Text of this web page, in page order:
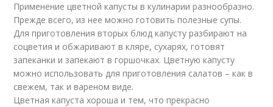
Применение цветной капусты в кулинарии разнообразно.
Прежде всего, из нее можно готовить полезные супы.
Для приготовления вторых блюд капусту разбирают на
соцветия и обжаривают в кляре, сухарях, готовят
запеканки и запекают в горшочках. Цветную капусту
можно использовать для приготовления салатов – как в
свежем, так и вареном виде.
Цветная капуста хороша и тем, что прекрасно